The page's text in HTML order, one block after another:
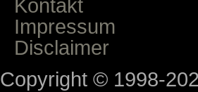
Kontakt
Impressum
Disclaimer
Copyright © 1998-